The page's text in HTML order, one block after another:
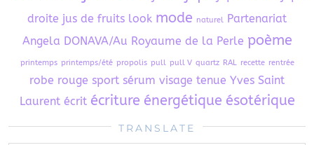
droite jus de fruits look mode naturel
Partenariat
Angela DONAVA/Au Royaume de la Perle poème
printemps printemps/été propolis pull pull V quartz RAL recette rentrée
robe rouge sport sérum visage tenue Yves Saint
Laurent écrit écriture énergétique ésotérique
TRANSLATE